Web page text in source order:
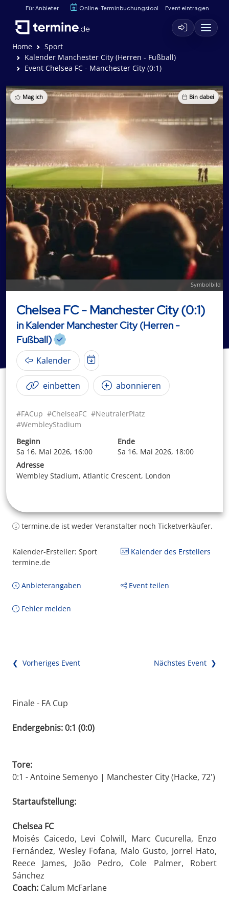
Für Anbieter Online-Terminbuchungstool Event eintragen
Home
Sport
Kalender Manchester City (Herren - Fußball)
Event Chelsea FC - Manchester City (0:1)
Mag ich Bin dabei
Symbolbild
Chelsea FC - Manchester City (0:1)
in Kalender Manchester City (Herren -
Fußball)
Kalender
einbetten abonnieren
#FACup #ChelseaFC #NeutralerPlatz
#WembleyStadium
Beginn
Sa 16. Mai 2026, 16:00
Ende
Sa 16. Mai 2026, 18:00
Adresse
Wembley Stadium, Atlantic Crescent, London
termine.de ist weder Veranstalter noch Ticketverkäufer.
Kalender-Ersteller: Sport
termine.de
Kalender des Erstellers
Anbieterangaben Event teilen
Fehler melden
❮ Vorheriges Event Nächstes Event ❯
Finale - FA Cup
Endergebnis: 0:1 (0:0)
Tore:
0:1 - Antoine Semenyo | Manchester City (Hacke, 72')
Startaufstellung:
Chelsea FC
Moisés Caicedo, Levi Colwill, Marc Cucurella, Enzo
Fernández, Wesley Fofana, Malo Gusto, Jorrel Hato,
Reece James, João Pedro, Cole Palmer, Robert
Sánchez
Coach: Calum McFarlane